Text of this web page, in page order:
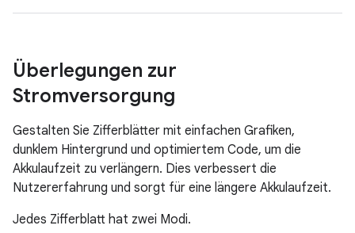
Überlegungen zur
Stromversorgung
Gestalten Sie Zifferblätter mit einfachen Grafiken,
dunklem Hintergrund und optimiertem Code, um die
Akkulaufzeit zu verlängern. Dies verbessert die
Nutzererfahrung und sorgt für eine längere Akkulaufzeit.
Jedes Zifferblatt hat zwei Modi.